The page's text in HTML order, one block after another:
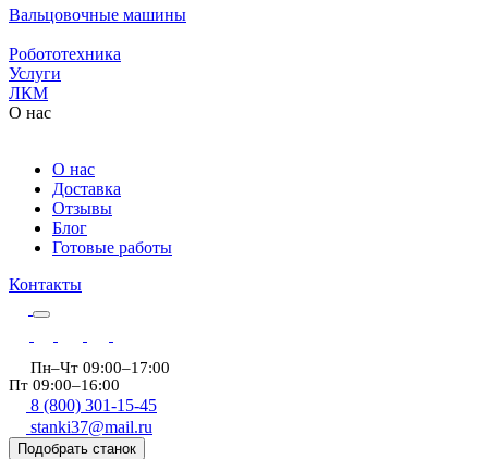
Вальцовочные машины
Робототехника
Услуги
ЛКМ
О нас
О нас
Доставка
Отзывы
Блог
Готовые работы
Контакты
Пн–Чт 09:00–17:00
Пт 09:00–16:00
8 (800) 301-15-45
stanki37@mail.ru
Подобрать станок